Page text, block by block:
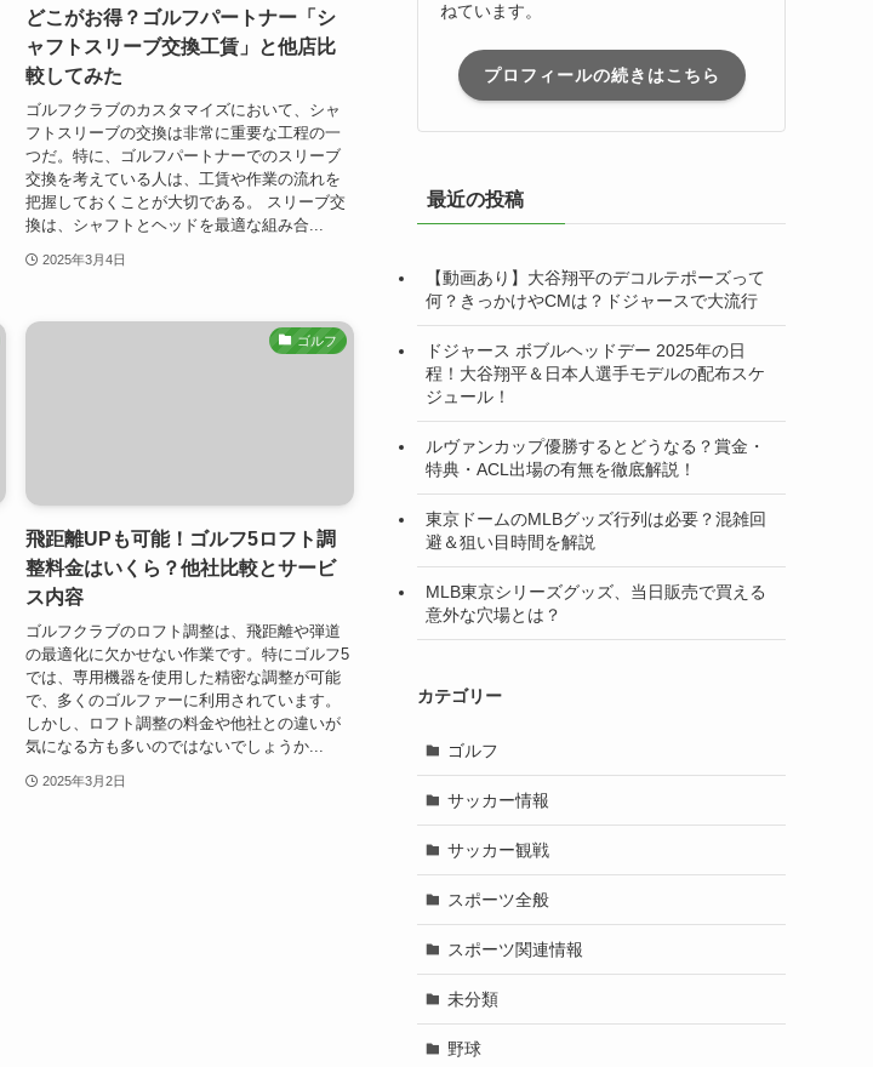
どこがお得？ゴルフパートナー「シ
ャフトスリーブ交換工賃」と他店比
較してみた
ゴルフクラブのカスタマイズにおいて、シャ
フトスリーブの交換は非常に重要な工程の一
つだ。特に、ゴルフパートナーでのスリーブ
交換を考えている人は、工賃や作業の流れを
把握しておくことが大切である。 スリーブ交
換は、シャフトとヘッドを最適な組み合...
2025年3月4日
ゴルフ
飛距離UPも可能！ゴルフ5ロフト調
整料金はいくら？他社比較とサービ
ス内容
ゴルフクラブのロフト調整は、飛距離や弾道
の最適化に欠かせない作業です。特にゴルフ5
では、専用機器を使用した精密な調整が可能
で、多くのゴルファーに利用されています。
しかし、ロフト調整の料金や他社との違いが
気になる方も多いのではないでしょうか...
2025年3月2日
ねています。
プロフィールの続きはこちら
最近の投稿
【動画あり】大谷翔平のデコルテポーズって
何？きっかけやCMは？ドジャースで大流行
ドジャース ボブルヘッドデー 2025年の日
程！大谷翔平＆日本人選手モデルの配布スケ
ジュール！
ルヴァンカップ優勝するとどうなる？賞金・
特典・ACL出場の有無を徹底解説！
東京ドームのMLBグッズ行列は必要？混雑回
避＆狙い目時間を解説
MLB東京シリーズグッズ、当日販売で買える
意外な穴場とは？
カテゴリー
ゴルフ
サッカー情報
サッカー観戦
スポーツ全般
スポーツ関連情報
未分類
野球